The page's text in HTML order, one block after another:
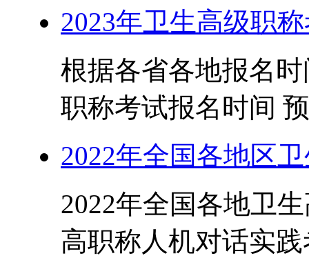
2023年卫生高级职
根据各省各地报名
职称考试报名时间
2022年全国各地区
2022年全国各地卫
高职称人机对话实